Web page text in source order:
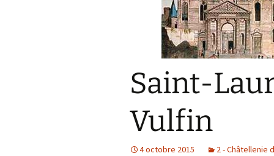
Saint-
Vulfin
4 octobre 2015 2 - Châtellenie